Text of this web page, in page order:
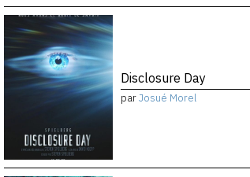
Disclosure Day
parJosué Morel